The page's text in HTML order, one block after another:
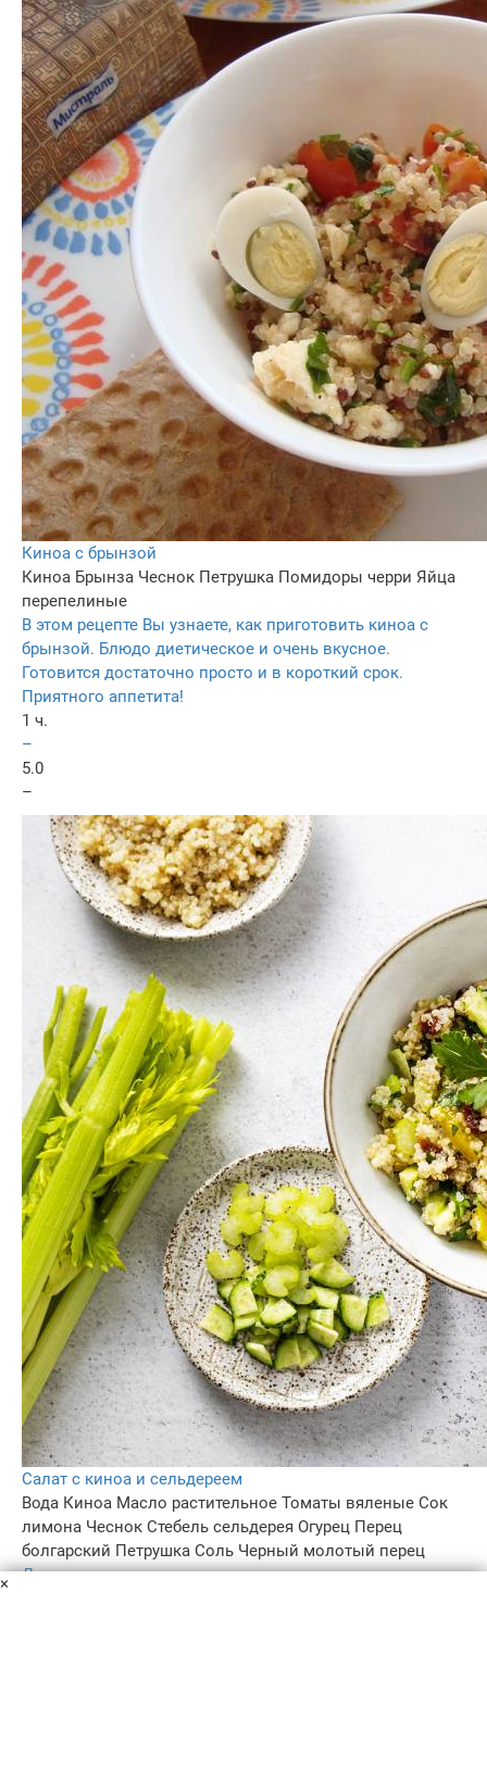
Киноа с брынзой
Киноа Брынза Чеснок Петрушка Помидоры черри Яйца
перепелиные
В этом рецепте Вы узнаете, как приготовить киноа с
брынзой. Блюдо диетическое и очень вкусное.
Готовится достаточно просто и в короткий срок.
Приятного аппетита!
1 ч.
–
5.0
–
Салат с киноа и сельдереем
Вода Киноа Масло растительное Томаты вяленые Сок
лимона Чеснок Стебель сельдерея Огурец Перец
болгарский Петрушка Соль Черный молотый перец
Для тех, кто придерживается здорового питания, хочу
×